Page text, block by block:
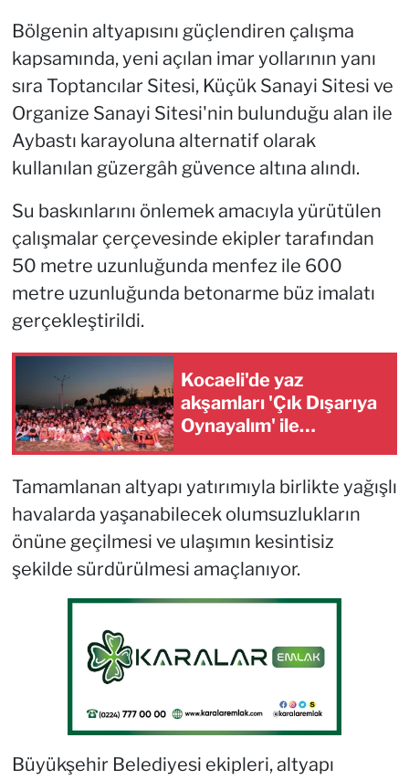
Bölgenin altyapısını güçlendiren çalışma
kapsamında, yeni açılan imar yollarının yanı
sıra Toptancılar Sitesi, Küçük Sanayi Sitesi ve
Organize Sanayi Sitesi'nin bulunduğu alan ile
Aybastı karayoluna alternatif olarak
kullanılan güzergâh güvence altına alındı.
Su baskınlarını önlemek amacıyla yürütülen
çalışmalar çerçevesinde ekipler tarafından
50 metre uzunluğunda menfez ile 600
metre uzunluğunda betonarme büz imalatı
gerçekleştirildi.
Kocaeli'de yaz
akşamları 'Çık Dışarıya
Oynayalım' ile
Tamamlanan altyapı yatırımıyla birlikte yağışlı
havalarda yaşanabilecek olumsuzlukların
önüne geçilmesi ve ulaşımın kesintisiz
şekilde sürdürülmesi amaçlanıyor.
Büyükşehir Belediyesi ekipleri, altyapı